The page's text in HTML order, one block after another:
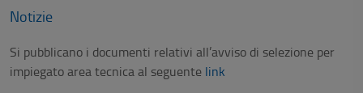
Notizie
Si pubblicano i documenti relativi all’avviso di selezione per
impiegato area tecnica al seguente link